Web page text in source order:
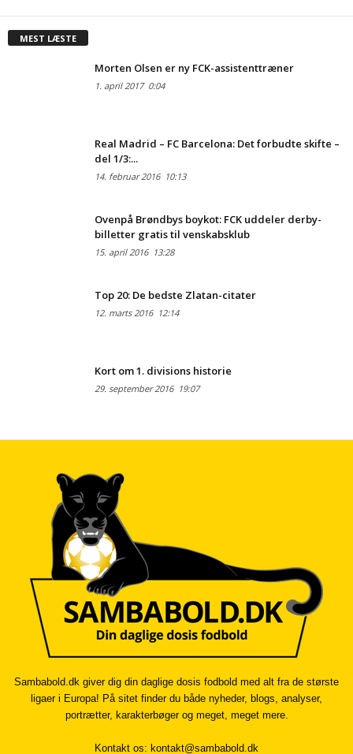
MEST LÆSTE
Morten Olsen er ny FCK-assistenttræner
1. april 20170:04
Real Madrid – FC Barcelona: Det forbudte skifte –
del 1/3:...
14. februar 201610:13
Ovenpå Brøndbys boykot: FCK uddeler derby-
billetter gratis til venskabsklub
15. april 201613:28
Top 20: De bedste Zlatan-citater
12. marts 201612:14
Kort om 1. divisions historie
29. september 201619:07
Sambabold.dk giver dig din daglige dosis fodbold med alt fra de største
ligaer i Europa! På sitet finder du både nyheder, blogs, analyser,
portrætter, karakterbøger og meget, meget mere.
Kontakt os: kontakt@sambabold.dk